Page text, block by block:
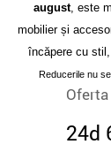
august, este
mobilier și
încăpere cu
Reducerile nu
24d